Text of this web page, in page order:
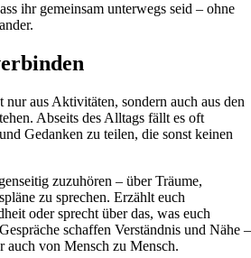
ihr gemeinsam unterwegs seid – ohne
nur aus Aktivitäten, sondern auch aus den
Abseits des Alltags fällt es oft
Gedanken zu teilen, die sonst keinen
zuzuhören – über Träume,
zu sprechen. Erzählt euch
oder sprecht über das, was euch
schaffen Verständnis und Nähe –
auch von Mensch zu Mensch.